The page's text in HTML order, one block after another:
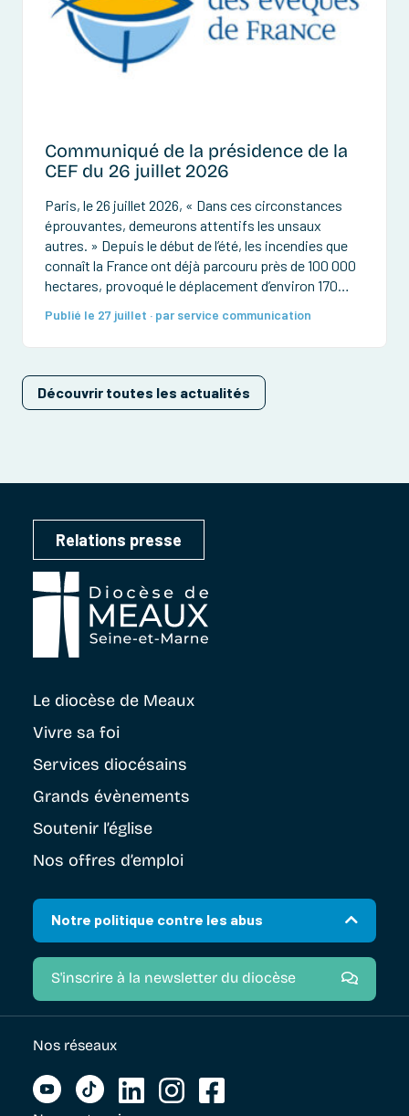
Communiqué de la présidence de la
CEF du 26 juillet 2026
Paris, le 26 juillet 2026, « Dans ces circonstances
éprouvantes, demeurons attentifs les unsaux
autres. » Depuis le début de l’été, les incendies que
connaît la France ont déjà parcouru près de 100 000
hectares, provoqué le déplacement d’environ 170
habitations et forêts. Des pompiers ont été
Publié le 27 juillet · par service communication
Découvrir toutes les actualités
Relations presse
Le diocèse de Meaux
Vivre sa foi
Services diocésains
Grands évènements
Soutenir l’église
Nos offres d’emploi
Notre politique contre les abus
S'inscrire à la newsletter du diocèse
Nos réseaux